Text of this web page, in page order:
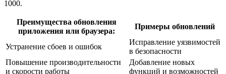
1000.
Преимущества обновления
приложения или браузера:
Примеры обновлений
Устранение сбоев и ошибок
Исправление уязвимостей
в безопасности
Повышение производительности
и скорости работы
Добавление новых
функций и возможностей